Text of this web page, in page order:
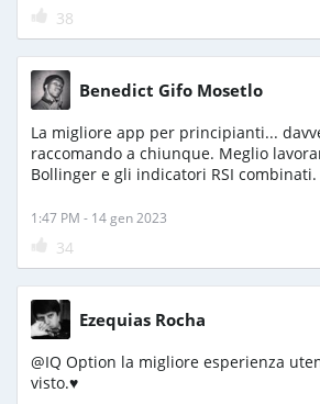
38
Benedict Gifo Mosetlo
La migliore app per principianti...
raccomando a chiunque. Meglio
Bollinger e gli indicatori RSI combinati.
1:47 PM - 14 gen 2023
34
Ezequias Rocha
@IQ Option la migliore esperienza
visto.♥️